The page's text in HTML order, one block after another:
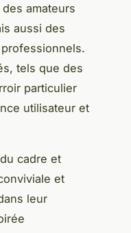
amateurs
aussi des
tels que des
particulier
utilisateur et
cadre et
et
leur